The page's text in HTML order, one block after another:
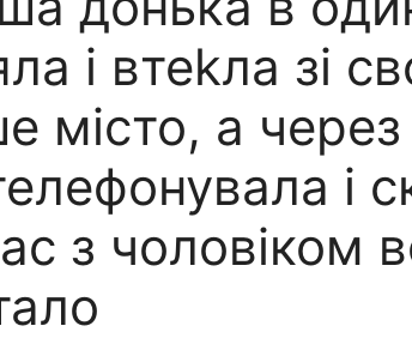
і втеkла зі
місто, а через
і
з чоловіком